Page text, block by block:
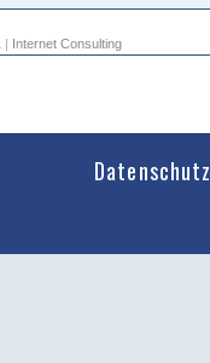
| Internet Consulting
Datenschutz